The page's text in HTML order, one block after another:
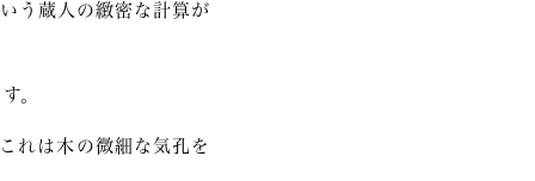
う蔵人の緻密な計算が
。
れは木の微細な気孔を